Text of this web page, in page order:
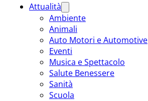
Attualità
Ambiente
Animali
Auto Motori e Automotive
Eventi
Musica e Spettacolo
Salute Benessere
Sanità
Scuola